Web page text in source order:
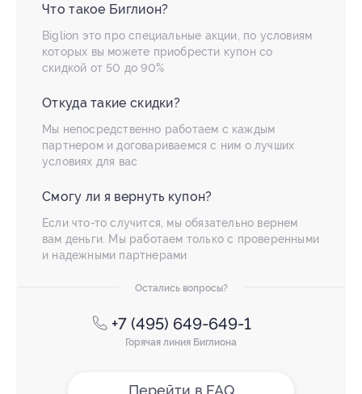
Что такое Биглион?
Biglion это про специальные акции, по условиям
которых вы можете приобрести купон со
скидкой от 50 до 90%
Откуда такие скидки?
Мы непосредственно работаем с каждым
партнером и договариваемся с ним о лучших
условиях для вас
Смогу ли я вернуть купон?
Если что-то случится, мы обязательно вернем
вам деньги. Мы работаем только с проверенными
и надежными партнерами
Остались вопросы?
+7 (495) 649-649-1
Горячая линия Биглиона
Перейти в FAQ